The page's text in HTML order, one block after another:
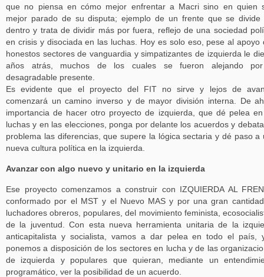
que no piensa en cómo mejor enfrentar a Macri sino en quien
mejor parado de su disputa; ejemplo de un frente que se divide
dentro y trata de dividir más por fuera, reflejo de una sociedad
en crisis y disociada en las luchas. Hoy es solo eso, pese al apoyo
honestos sectores de vanguardia y simpatizantes de izquierda le
años atrás, muchos de los cuales se fueron alejando
desagradable presente.
Es evidente que el proyecto del FIT no sirve y lejos de
comenzará un camino inverso y de mayor división interna. De
importancia de hacer otro proyecto de izquierda, que dé pelea
luchas y en las elecciones, ponga por delante los acuerdos y
problema las diferencias, que supere la lógica sectaria y dé paso a
nueva cultura política en la izquierda.
Avanzar con algo nuevo y unitario en la izquierda
Ese proyecto comenzamos a construir con IZQUIERDA AL
conformado por el MST y el Nuevo MAS y por una gran
luchadores obreros, populares, del movimiento feminista,
de la juventud. Con esta nueva herramienta unitaria de la
anticapitalista y socialista, vamos a dar pelea en todo el país,
ponemos a disposición de los sectores en lucha y de las
de izquierda y populares que quieran, mediante un
programático, ver la posibilidad de un acuerdo.